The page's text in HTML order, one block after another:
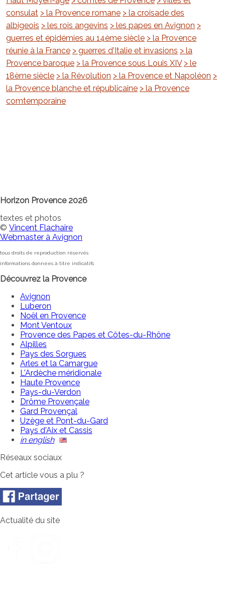
consulat > la Provence romane > la croisade des
albigeois > les rois angevins > les papes en Avignon >
guerres et épidémies au 14ème siècle > la Provence
réunie à la France > guerres d'Italie et invasions > la
Provence baroque > la Provence sous Louis XIV > le
18ème siècle > la Révolution > la Provence et Napoléon >
la Provence blanche et républicaine > la Provence
comtemporaine
Horizon Provence 2026
textes et photos
© Vincent Flachaire
Webmaster à Avignon
tous droits de reproduction réservés
informations données à titre indicatifs
Découvrez la Provence
Avignon
Luberon
Noël en Provence
Mont Ventoux
Provence des Papes et Côtes-du-Rhône
Alpilles
Pays des Sorgues
Arles et la Camargue
L'Ardèche méridionale
Haute Provence
Pays-du-Verdon
Drôme Provençale
Gard Provençal
Uzège et Pont-du-Gard
Pays d'Aix et Cassis
in english
Réseaux sociaux
Cet article vous a plu ?
Actualité du site